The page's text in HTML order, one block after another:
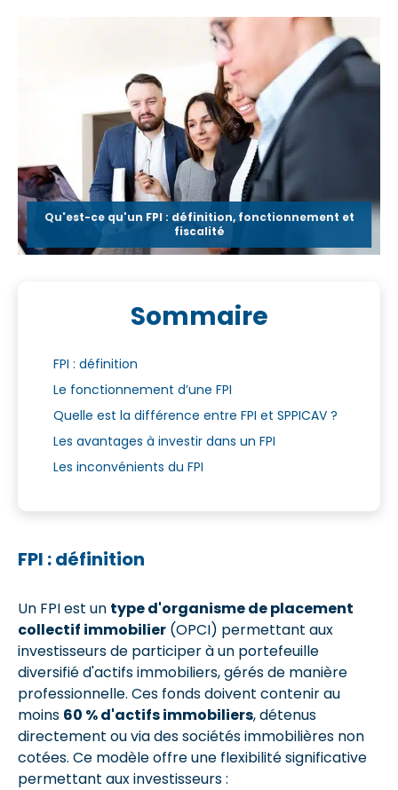
Qu'est-ce qu'un FPI : définition, fonctionnement et
fiscalité
Sommaire
FPI : définition
Le fonctionnement d’une FPI
Quelle est la différence entre FPI et SPPICAV ?
Les avantages à investir dans un FPI
Les inconvénients du FPI
FPI : définition
Un FPI est un type d'organisme de placement
collectif immobilier (OPCI) permettant aux
investisseurs de participer à un portefeuille
diversifié d'actifs immobiliers, gérés de manière
professionnelle. Ces fonds doivent contenir au
moins 60 % d'actifs immobiliers, détenus
directement ou via des sociétés immobilières non
cotées. Ce modèle offre une flexibilité significative
permettant aux investisseurs :